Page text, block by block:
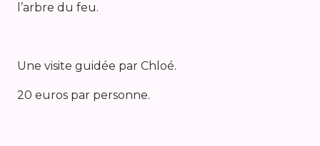
l’arbre du feu.
Une visite guidée par Chloé.
20 euros par personne.